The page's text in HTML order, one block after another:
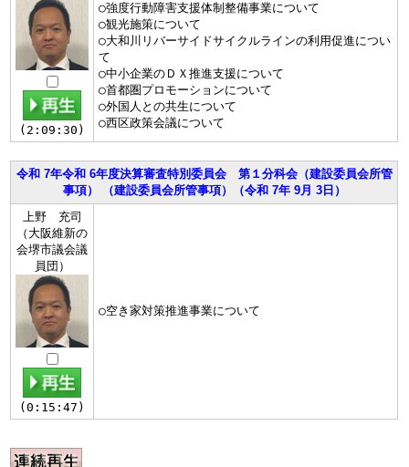
(2:09:30)
○強度行動障害支援体制整備事業について
○観光施策について
○大和川リバーサイドサイクルラインの利用促進につい
て
○中小企業のＤＸ推進支援について
○首都圏プロモーションについて
○外国人との共生について
○西区政策会議について
令和 7年令和 6年度決算審査特別委員会 第１分科会（建設委員会所管
事項） （建設委員会所管事項）（令和 7年 9月 3日）
上野 充司
（大阪維新の
会堺市議会議
員団）
(0:15:47)
○空き家対策推進事業について